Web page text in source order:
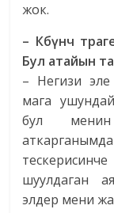
жок.
– Кбүнч тр
Бул атайын
– Негизи эле
мага
бул
шуулдаган
элдер мени